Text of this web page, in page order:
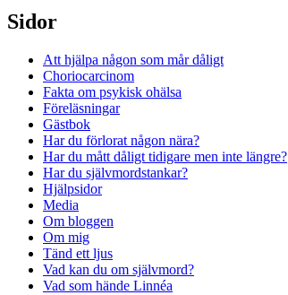
Sidor
Att hjälpa någon som mår dåligt
Choriocarcinom
Fakta om psykisk ohälsa
Föreläsningar
Gästbok
Har du förlorat någon nära?
Har du mått dåligt tidigare men inte längre?
Har du självmordstankar?
Hjälpsidor
Media
Om bloggen
Om mig
Tänd ett ljus
Vad kan du om självmord?
Vad som hände Linnéa